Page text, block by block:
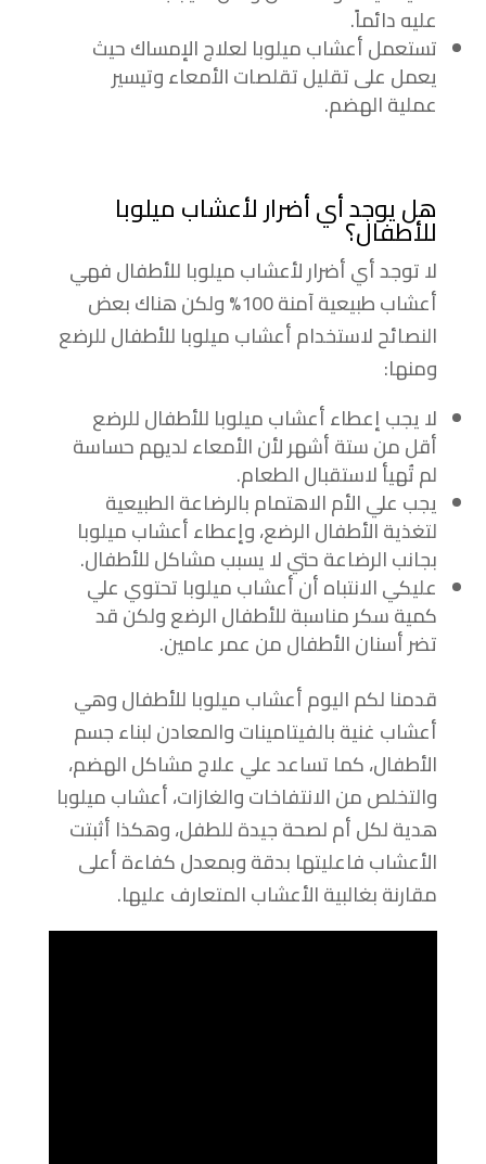
عليه دائماً.
تستعمل أعشاب ميلوبا لعلاج الإمساك حيث
يعمل على تقليل تقلصات الأمعاء وتيسير
عملية الهضم.
هل يوجد أي أضرار لأعشاب ميلوبا
للأطفال؟
لا توجد أي أضرار لأعشاب ميلوبا للأطفال فهي
أعشاب طبيعية آمنة 100% ولكن هناك بعض
النصائح لاستخدام أعشاب ميلوبا للأطفال للرضع
ومنها:
لا يجب إعطاء أعشاب ميلوبا للأطفال للرضع
أقل من ستة أشهر لأن الأمعاء لديهم حساسة
لم تُهيأ لاستقبال الطعام.
يجب علي الأم الاهتمام بالرضاعة الطبيعية
لتغذية الأطفال الرضع، وإعطاء أعشاب ميلوبا
بجانب الرضاعة حتي لا يسبب مشاكل للأطفال.
عليكي الانتباه أن أعشاب ميلوبا تحتوي علي
كمية سكر مناسبة للأطفال الرضع ولكن قد
تضر أسنان الأطفال من عمر عامين.
قدمنا لكم اليوم أعشاب ميلوبا للأطفال وهي
أعشاب غنية بالفيتامينات والمعادن لبناء جسم
الأطفال، كما تساعد علي علاج مشاكل الهضم،
والتخلص من الانتفاخات والغازات، أعشاب ميلوبا
هدية لكل أم لصحة جيدة للطفل، وهكذا أثبتت
الأعشاب فاعليتها بدقة وبمعدل كفاءة أعلى
مقارنة بغالبية الأعشاب المتعارف عليها.